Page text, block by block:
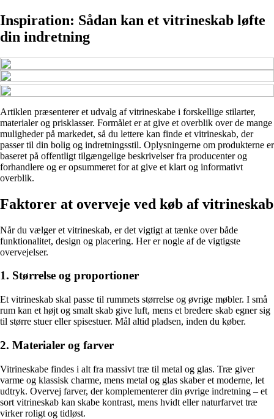
Inspiration: Sådan kan et vitrineskab løfte
din indretning
Artiklen præsenterer et udvalg af vitrineskabe i forskellige stilarter,
materialer og prisklasser. Formålet er at give et overblik over de mange
muligheder på markedet, så du lettere kan finde et vitrineskab, der
passer til din bolig og indretningsstil. Oplysningerne om produkterne er
baseret på offentligt tilgængelige beskrivelser fra producenter og
forhandlere og er opsummeret for at give et klart og informativt
overblik.
Faktorer at overveje ved køb af vitrineskab
Når du vælger et vitrineskab, er det vigtigt at tænke over både
funktionalitet, design og placering. Her er nogle af de vigtigste
overvejelser.
1. Størrelse og proportioner
Et vitrineskab skal passe til rummets størrelse og øvrige møbler. I små
rum kan et højt og smalt skab give luft, mens et bredere skab egner sig
til større stuer eller spisestuer. Mål altid pladsen, inden du køber.
2. Materialer og farver
Vitrineskabe findes i alt fra massivt træ til metal og glas. Træ giver
varme og klassisk charme, mens metal og glas skaber et moderne, let
udtryk. Overvej farver, der komplementerer din øvrige indretning – et
sort vitrineskab kan skabe kontrast, mens hvidt eller naturfarvet træ
virker roligt og tidløst.